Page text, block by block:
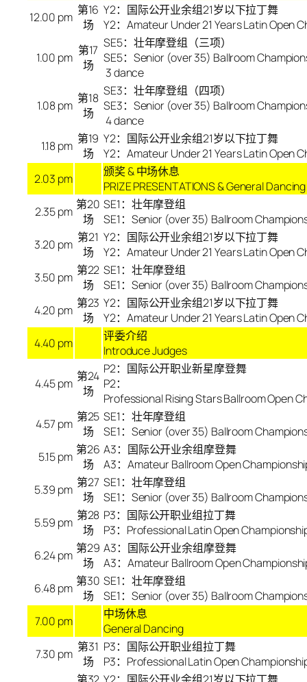
12.00 pm 第16
场
Y2：国际公开业余组21岁以下拉丁舞
Y2：Amateur Under 21 Years Latin Open
1.00 pm 第17
场
SE5：壮年摩登组（三项）
SE5：Senior (over 35) Ballroom
3 dance
1.08 pm 第18
场
SE3：壮年摩登组（四项）
SE3：Senior (over 35) Ballroom
4 dance
1.18 pm 第19
场
Y2：国际公开业余组21岁以下拉丁舞
Y2：Amateur Under 21 Years Latin Open
2.03 pm
颁奖&中场休息
PRIZE PRESENTATIONS & General
2.35 pm 第20
场
SE1：壮年摩登组
SE1：Senior (over 35) Ballroom
3.20 pm 第21
场
Y2：国际公开业余组21岁以下拉丁舞
Y2：Amateur Under 21 Years Latin Open
3.50 pm 第22
场
SE1：壮年摩登组
SE1：Senior (over 35) Ballroom
4.20 pm 第23
场
Y2：国际公开业余组21岁以下拉丁舞
Y2：Amateur Under 21 Years Latin Open
4.40 pm
评委介绍
Introduce Judges
4.45 pm 第24
场
P2：国际公开职业新星摩登舞
P2：
Professional Rising Stars Ballroom Open
4.57 pm 第25
场
SE1：壮年摩登组
SE1：Senior (over 35) Ballroom
5.15 pm 第26
场
A3：国际公开业余组摩登舞
A3：Amateur Ballroom Open
5.39 pm 第27
场
SE1：壮年摩登组
SE1：Senior (over 35) Ballroom
5.59 pm 第28
场
P3：国际公开职业组拉丁舞
P3：Professional Latin Open
6.24 pm 第29
场
A3：国际公开业余组摩登舞
A3：Amateur Ballroom Open
6.48 pm 第30
场
SE1：壮年摩登组
SE1：Senior (over 35) Ballroom
7.00 pm
中场休息
General Dancing
7.30 pm 第31
场
P3：国际公开职业组拉丁舞
P3：Professional Latin Open